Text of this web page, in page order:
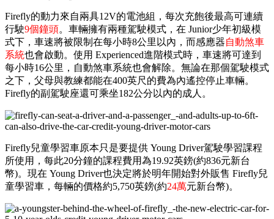
Firefly的動力來自兩具12V的電池組，每次充飽後最高可連續
行駛9個鐘頭。車輛擁有兩種駕駛模式，在 Junior少年初級模
式下，車速將被限制在每小時8公里以內，而感應器自動煞車
系統也會啟動。使用 Experienced進階模式時，車速將可達到
每小時16公里，自動煞車系統也會解除。無論在那個駕駛模式
之下，父母與教練都能在400英尺的費為內遙控停止車輛。
Firefly的副駕駛座還可乘坐182公分以內的成人。
Firefly兒童學習車原本只是要提供 Young Driver駕駛學習課程
所使用，每此20分鐘的課程費用為19.92英鎊(約836元新台
幣)。現在 Young Driver也決定將於明年開始對外販售 Firefly兒
童學習車，每輛的價格約5,750英鎊(約24萬元新台幣)。